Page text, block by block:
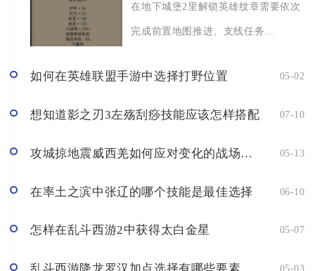
在地下城堡2里解锁英雄纹章需要依次
完成前置地图推进、支线任务...
如何在英雄联盟手游中选择打野位置 05-02
想知道影之刃3左殇刮痧技能应该怎样搭配 07-10
攻城掠地震威西羌如何应对变化的战场环境 05-13
在率土之滨中张辽的哪个技能是最佳选择 06-10
怎样在乱斗西游2中获得太白金星 05-07
05-03